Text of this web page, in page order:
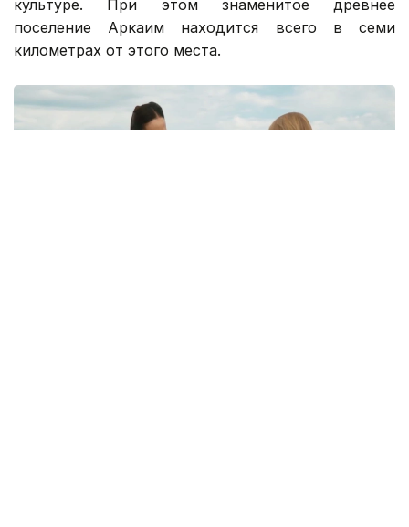
культуре. При этом знаменитое древнее
поселение Аркаим находится всего в семи
километрах от этого места.